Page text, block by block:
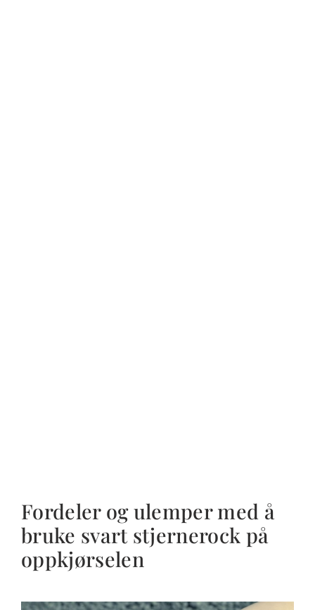
Fordeler og ulemper med å
bruke svart stjernerock på
oppkjørselen